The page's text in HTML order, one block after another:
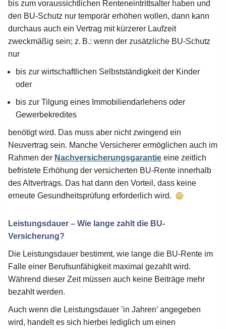
bis zum voraussichtlichen Renteneintrittsalter haben und
den BU-Schutz nur temporär erhöhen wollen, dann kann
durchaus auch ein Vertrag mit kürzerer Laufzeit
zweckmäßig sein; z. B.: wenn der zusätzliche BU-Schutz
nur
bis zur wirtschaftlichen Selbstständigkeit der Kinder
oder
bis zur Tilgung eines Immobiliendarlehens oder
Gewerbekredites
benötigt wird. Das muss aber nicht zwingend ein
Neuvertrag sein. Manche Versicherer ermöglichen auch im
Rahmen der Nachversicherungsgarantie eine zeitlich
befristete Erhöhung der versicherten BU-Rente innerhalb
des Altvertrags. Das hat dann den Vorteil, dass keine
erneute Gesundheitsprüfung erforderlich wird.
Leistungsdauer – Wie lange zahlt die BU-
Versicherung?
Die Leistungsdauer bestimmt, wie lange die BU-Rente im
Falle einer Berufsunfähigkeit maximal gezahlt wird.
Während dieser Zeit müssen auch keine Beiträge mehr
bezahlt werden.
Auch wenn die Leistungsdauer ’in Jahren’ angegeben
wird, handelt es sich hierbei lediglich um einen